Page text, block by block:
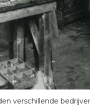
verschillende